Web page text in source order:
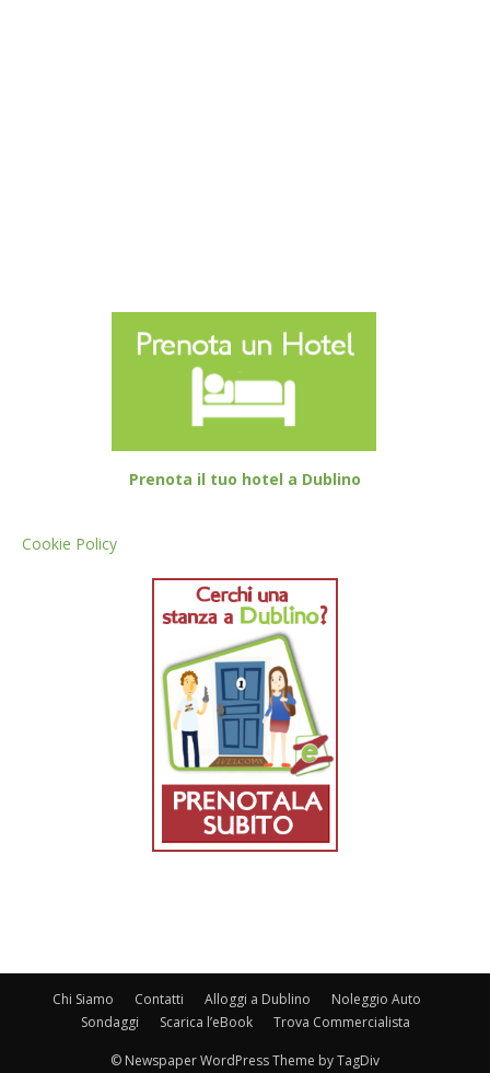
Prenota il tuo hotel a Dublino
Cookie Policy
Chi Siamo Contatti Alloggi a Dublino
Noleggio Auto
Sondaggi
Scarica l’eBook Trova Commercialista
© Newspaper WordPress Theme by TagDiv